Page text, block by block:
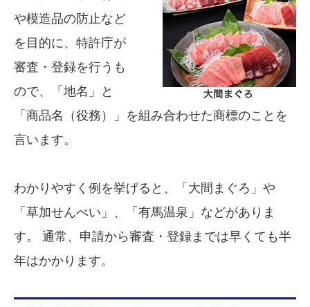
や模造品の防止など
を目的に、特許庁が
審査・登録を行うも
ので、「地名」と
「商品名（役務）」を組み合わせた商標のことを
言います。
わかりやすく例を挙げると、「大間まぐろ」や
「草加せんべい」、「有馬温泉」などがありま
す。 通常、申請から審査・登録までは早くても半
年はかかります。